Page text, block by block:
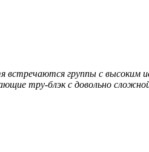
встречаются группы с высоким
тру-блэк с довольно